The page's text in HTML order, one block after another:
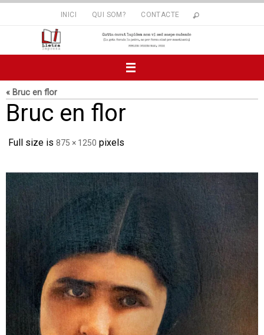
INICI QUI SOM? CONTACTE
« Bruc en flor
Bruc en flor
Full size is 875 × 1250 pixels